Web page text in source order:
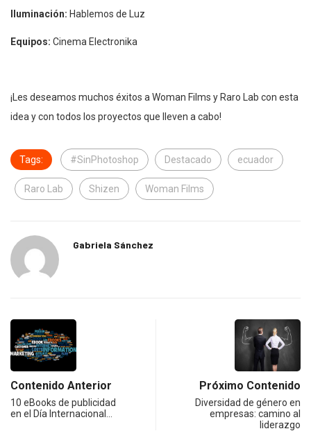
Iluminación: Hablemos de Luz
Equipos: Cinema Electronika
¡Les deseamos muchos éxitos a Woman Films y Raro Lab con esta
idea y con todos los proyectos que lleven a cabo!
Tags: #SinPhotoshop Destacado ecuador
Raro Lab Shizen Woman Films
Gabriela Sánchez
Contenido Anterior
10 eBooks de publicidad
en el Día Internacional…
Próximo Contenido
Diversidad de género en
empresas: camino al
liderazgo